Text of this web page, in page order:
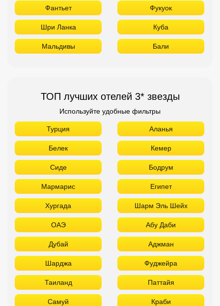
Фантьет Фукуок
Шри Ланка Куба
Мальдивы Бали
ТОП лучших отелей 3* звезды
Используйте удобные фильтры
Турция Аланья
Белек Кемер
Сиде Бодрум
Мармарис Египет
Хургада Шарм Эль Шейх
ОАЭ Абу Даби
Дубай Аджман
Шарджа Фуджейра
Таиланд Паттайя
Самуй Краби